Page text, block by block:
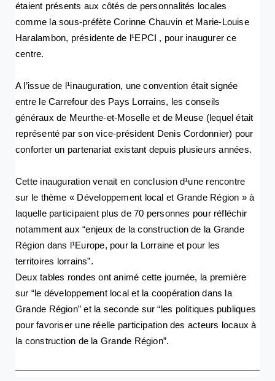
étaient présents aux côtés de personnalités locales
comme la sous-préfète Corinne Chauvin et Marie-Louise
Haralambon, présidente de l¹EPCI , pour inaugurer ce
centre.
A l’issue de l¹inauguration, une convention était signée
entre le Carrefour des Pays Lorrains, les conseils
généraux de Meurthe-et-Moselle et de Meuse (lequel était
représenté par son vice-président Denis Cordonnier) pour
conforter un partenariat existant depuis plusieurs années.
Cette inauguration venait en conclusion d¹une rencontre
sur le thème « Développement local et Grande Région » à
laquelle participaient plus de 70 personnes pour réfléchir
notamment aux “enjeux de la construction de la Grande
Région dans l¹Europe, pour la Lorraine et pour les
territoires lorrains”.
Deux tables rondes ont animé cette journée, la première
sur “le développement local et la coopération dans la
Grande Région” et la seconde sur “les politiques publiques
pour favoriser une réelle participation des acteurs locaux à
la construction de la Grande Région”.